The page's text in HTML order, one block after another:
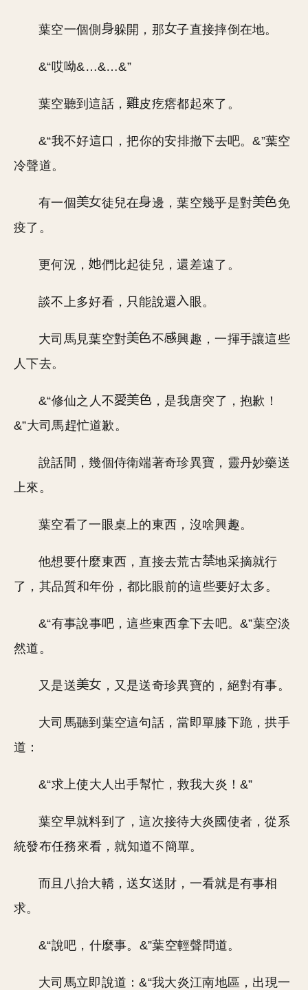
葉空一個側 躲開，那 子直接摔倒在地。
&“哎呦&…&…&”
葉空聽到這話， 皮疙瘩都起來了。
&“我不好這口，把你的安排撤下去吧。&”葉空
冷聲道。
有一個 徒兒在 邊，葉空幾乎是對
免
疫了。
更何況， 們比起徒兒，還差遠了。
談不上多好看，只能說還 眼。
大司馬見葉空對 不
興趣，一揮手讓這些
人下去。
&“修仙之人不
，是我唐突了，抱歉！
&”大司馬趕忙道歉。
說話間，幾個侍衛端著奇珍異寶，靈丹妙藥送
上來。
葉空看了一眼桌上的東西，沒啥興趣。
他想要什麼東西，直接去荒古
地采摘就行
了，其品質和年份，都比眼前的這些要好太多。
&“有事說事吧，這些東西拿下去吧。&”葉空淡
然道。
又是送 ，又是送奇珍異寶的，絕對有事。
大司馬聽到葉空這句話，當即單膝下跪，拱手
道：
&“求上使大人出手幫忙，救我大炎！&”
葉空早就料到了，這次接待大炎國使者，從系
統發布任務來看，就知道不簡單。
而且八抬大轎，送
送財，一看就是有事相
求。
&“說吧，什麼事。&”葉空輕聲問道。
大司馬立即說道：&“我大炎江南地區，出現一